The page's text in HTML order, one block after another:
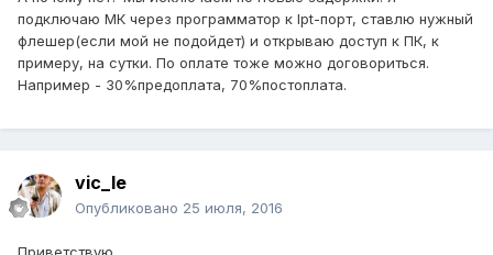
подключаю МК через программатор к lpt-порт, ставлю нужный
флешер(если мой не подойдет) и открываю доступ к ПК, к
примеру, на сутки. По оплате тоже можно договориться.
Например - 30%предоплата, 70%постоплата.
vic_le
Опубликовано 25 июля, 2016